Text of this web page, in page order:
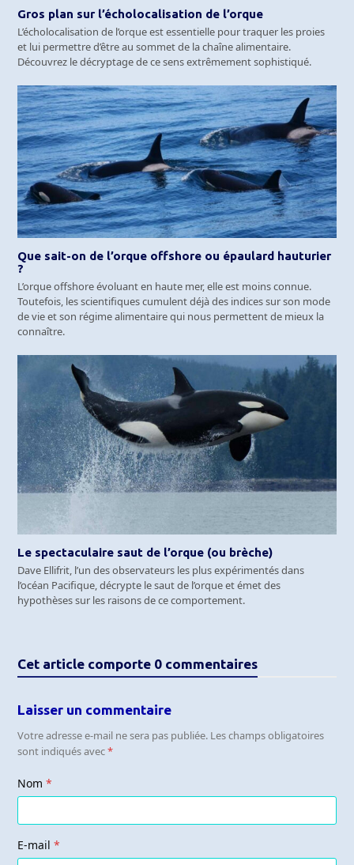
Gros plan sur l’écholocalisation de l’orque
L’écholocalisation de l’orque est essentielle pour traquer les proies
et lui permettre d’être au sommet de la chaîne alimentaire.
Découvrez le décryptage de ce sens extrêmement sophistiqué.
Que sait-on de l’orque offshore ou épaulard hauturier
?
L’orque offshore évoluant en haute mer, elle est moins connue.
Toutefois, les scientifiques cumulent déjà des indices sur son mode
de vie et son régime alimentaire qui nous permettent de mieux la
connaître.
Le spectaculaire saut de l’orque (ou brèche)
Dave Ellifrit, l’un des observateurs les plus expérimentés dans
l’océan Pacifique, décrypte le saut de l’orque et émet des
hypothèses sur les raisons de ce comportement.
Cet article comporte 0 commentaires
Laisser un commentaire
Votre adresse e-mail ne sera pas publiée. Les champs obligatoires
sont indiqués avec*
Nom*
E-mail*